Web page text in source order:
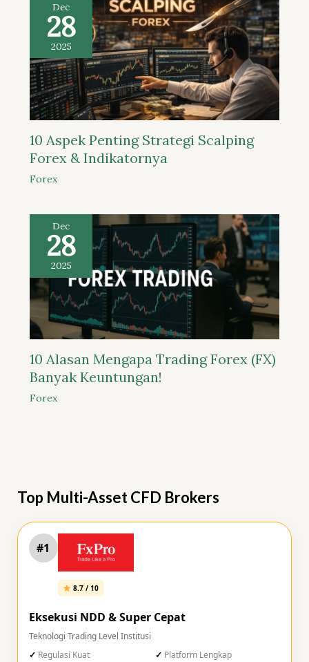
Dec
28
2025
10 Aspek Penting Strategi Scalping
Forex & Indikatornya
Forex
Dec
28
2025
10 Alasan Mengapa Trading Forex (FX)
Banyak Keuntungan!
Forex
Top Multi-Asset CFD Brokers
#1
8.7 / 10
Eksekusi NDD & Super Cepat
Teknologi Trading Level Institusi
Regulasi Kuat
Platform Lengkap